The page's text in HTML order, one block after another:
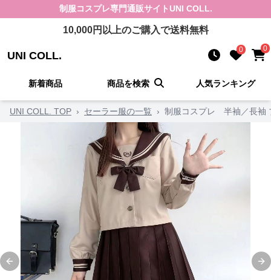
制服コスプレ専門通販サイト UNI COLL.
10,000円以上のご購入で送料無料
UNI COLL. 0 0
新着商品 商品を検索 人気ランキング
UNI COLL. TOP › セーラー服の一覧 › 制服コスプレ 半袖／長
Previous slide